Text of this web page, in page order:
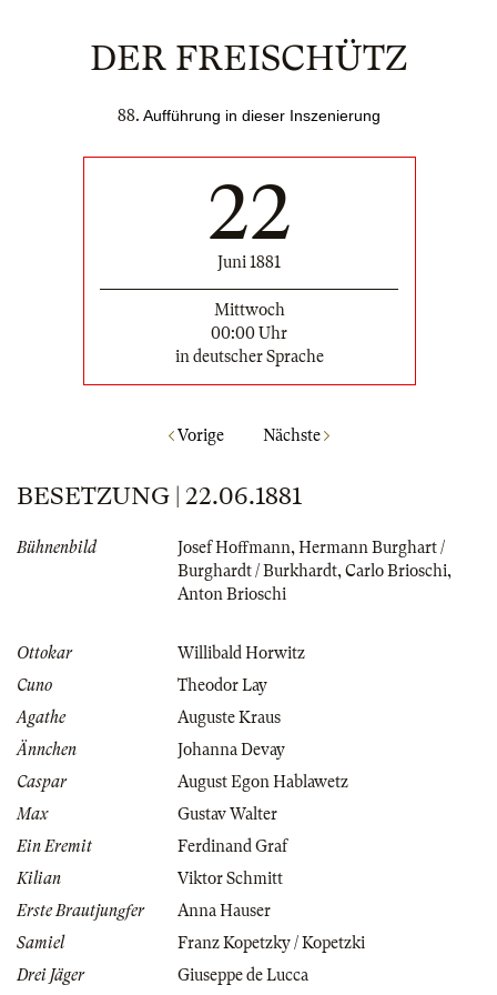
DER FREISCHÜTZ
88. Aufführung in dieser Inszenierung
22
Juni 1881
Mittwoch
00:00 Uhr
in deutscher Sprache
Vorige Nächste
BESETZUNG | 22.06.1881
Bühnenbild Josef Hoffmann,Hermann Burghart /
Burghardt / Burkhardt,Carlo Brioschi,
Anton Brioschi
Ottokar
Willibald Horwitz
Cuno
Theodor Lay
Agathe
Auguste Kraus
Ännchen
Johanna Devay
Caspar
August Egon Hablawetz
Max
Gustav Walter
Ein Eremit
Ferdinand Graf
Kilian
Viktor Schmitt
Erste Brautjungfer
Anna Hauser
Samiel
Franz Kopetzky / Kopetzki
Drei Jäger
Giuseppe de Lucca